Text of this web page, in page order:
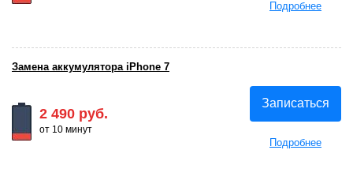
Подробнее
2 490 руб.
от 10 минут
Записаться
Подробнее
Замена аккумулятора iPhone 7